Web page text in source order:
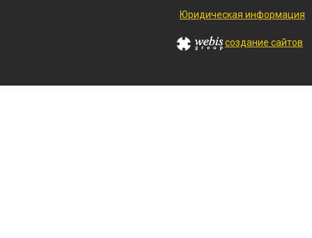
Юридическая информация
создание сайтов